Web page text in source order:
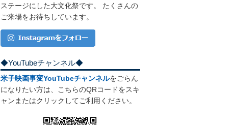
ステージにした大文化祭です。 たくさんの
ご来場をお待ちしています。
◆YouTubeチャンネル◆
米子映画事変YouTubeチャンネルをごらん
になりたい方は、こちらのQRコードをスキ
ャンまたはクリックしてご利用ください。